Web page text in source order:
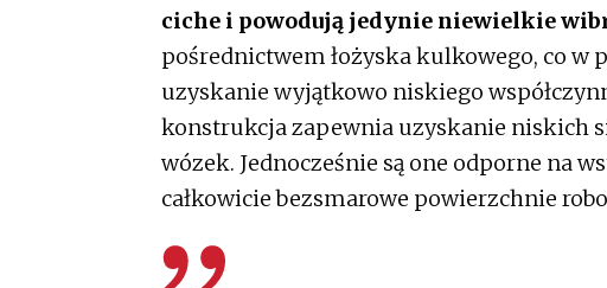
ciche i powodują jedynie niewielkie
pośrednictwem łożyska kulkowego, co w
uzyskanie wyjątkowo niskiego
konstrukcja zapewnia uzyskanie niskich
wózek. Jednocześnie są one odporne na
całkowicie bezsmarowe powierzchnie